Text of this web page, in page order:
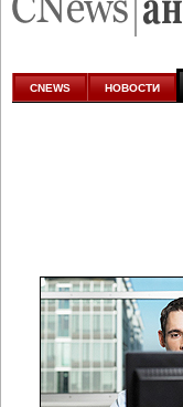
к аналитике
CNEWS НОВОСТИ